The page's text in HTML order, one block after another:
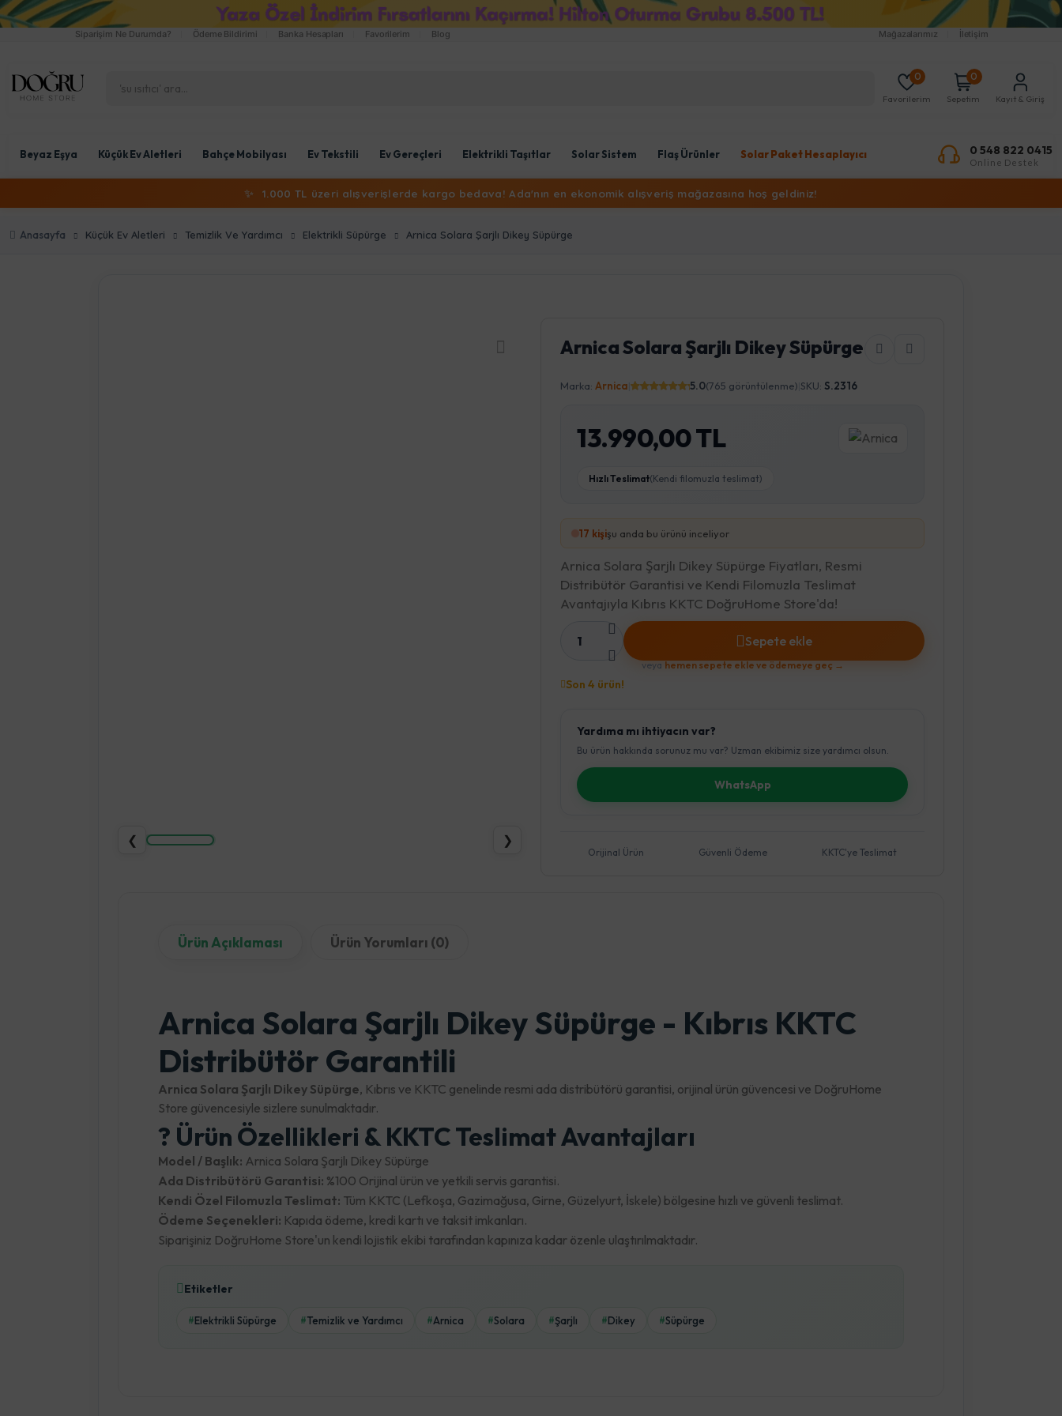
Siparişim Ne Durumda? Ödeme Bildirimi Banka Hesapları Favorilerim Blog Mağazalarımız İletişim
0
Favorilerim
0
Sepetim Kayıt & Giriş
Beyaz Eşya Küçük Ev Aletleri Bahçe Mobilyası Ev Tekstili Ev Gereçleri Elektrikli Taşıtlar Solar Sistem Flaş Ürünler Solar Paket Hesaplayıcı 0 548 822 0415
Online Destek
✨ 1.000 TL üzeri alışverişlerde kargo bedava! Ada'nın en ekonomik alışveriş mağazasına hoş geldiniz!
Anasayfa Küçük Ev Aletleri Temizlik Ve Yardımcı Elektrikli Süpürge Arnica Solara Şarjlı Dikey Süpürge
❮ ❯
Arnica Solara Şarjlı Dikey Süpürge
Marka: Arnica 5.0(765 görüntülenme) SKU: S.2316
13.990,00 TL
Hızlı Teslimat(Kendi filomuzla teslimat)
16 kişişu anda bu ürünü inceliyor
Arnica Solara Şarjlı Dikey Süpürge Fiyatları, Resmi
Distribütör Garantisi ve Kendi Filomuzla Teslimat
Avantajıyla Kıbrıs KKTC DoğruHome Store'da!
1 Sepete ekle
veya hemen sepete ekle ve ödemeye geç →
Son 4 ürün!
Yardıma mı ihtiyacın var?
Bu ürün hakkında sorunuz mu var? Uzman ekibimiz size yardımcı olsun.
WhatsApp
Orijinal Ürün Güvenli Ödeme KKTC'ye Teslimat
Ürün Açıklaması Ürün Yorumları (0)
Arnica Solara Şarjlı Dikey Süpürge - Kıbrıs KKTC
Distribütör Garantili
Arnica Solara Şarjlı Dikey Süpürge, Kıbrıs ve KKTC genelinde resmi ada distribütörü garantisi, orijinal ürün güvencesi ve DoğruHome
Store güvencesiyle sizlere sunulmaktadır.
? Ürün Özellikleri & KKTC Teslimat Avantajları
Model / Başlık: Arnica Solara Şarjlı Dikey Süpürge
Ada Distribütörü Garantisi: %100 Orijinal ürün ve yetkili servis garantisi.
Kendi Özel Filomuzla Teslimat: Tüm KKTC (Lefkoşa, Gazimağusa, Girne, Güzelyurt, İskele) bölgesine hızlı ve güvenli teslimat.
Ödeme Seçenekleri: Kapıda ödeme, kredi kartı ve taksit imkanları.
Siparişiniz DoğruHome Store'un kendi lojistik ekibi tarafından kapınıza kadar özenle ulaştırılmaktadır.
Etiketler
#Elektrikli Süpürge #Temizlik ve Yardımcı #Arnica #Solara #Şarjlı #Dikey #Süpürge